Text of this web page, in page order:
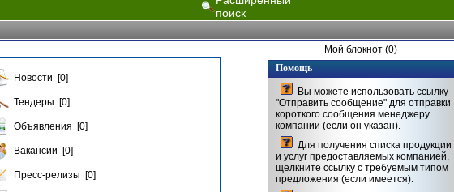
поиск
Новости [0]
Тендеры [0]
Объявления [0]
Вакансии [0]
Пресс-релизы [0]
Мой блокнот (0)
Помощь
Вы можете использовать ссылку
"Отправить сообщение" для отправки
короткого сообщения менеджеру
компании (если он указан).
Для получения списка продукции
и услуг предоставляемых компанией,
щелкните ссылку с требуемым типом
предложения (если имеется).